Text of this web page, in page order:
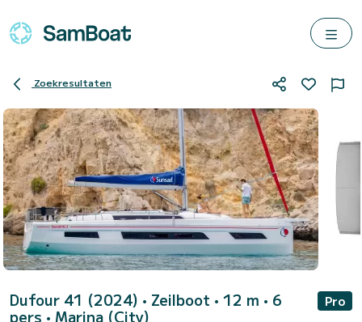
Zoekresultaten
Dufour 41 (2024) • Zeilboot • 12 m • 6
pers • Marina (City)
Pro